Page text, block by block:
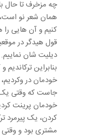
چه مزخرف تا حال
همان شعر نو است،
کنیم و آن هایی
قول هیدگر در
دیلیت شان نماییم.
بنابراین
خودمان در
جاست که وقتی
خودمان پرینت
کردن، یک پیرمرد
مشتری بود و